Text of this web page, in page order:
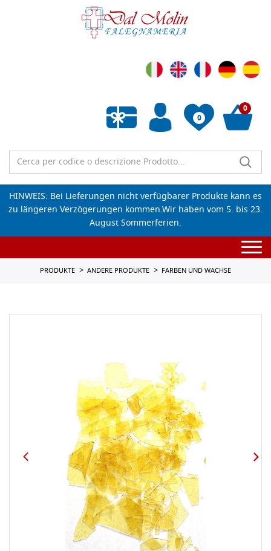
0
Wunschliste leeren
0
HINWEIS: Bei Lieferungen nicht verfügbarer Produkte kann es
zu längeren Verzögerungen kommen.Wir haben vom 5. bis 23.
August Sommerferien.
PRODUKTE ANDERE PRODUKTE FARBEN UND WACHSE